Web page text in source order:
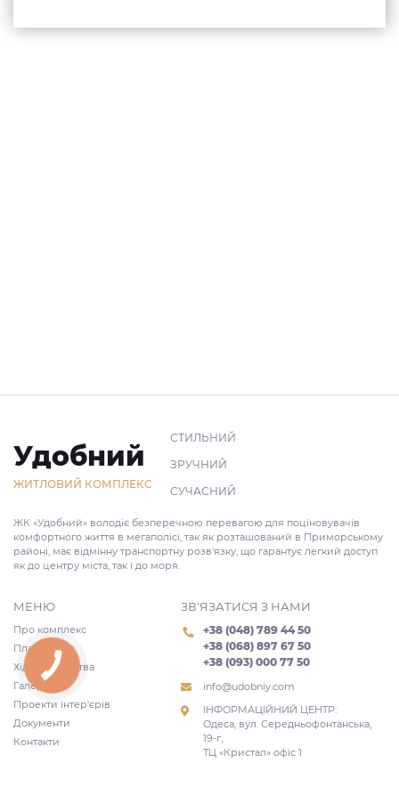
Удобний
ЖИТЛОВИЙ КОМПЛЕКС
СТИЛЬНИЙ
ЗРУЧНИЙ
СУЧАСНИЙ
ЖК «Удобний» володіє безперечною перевагою для поціновувачів
комфортного життя в мегаполісі, так як розташований в Приморському
районі, має відмінну транспортну розв'язку, що гарантує легкий доступ
як до центру міста, так і до моря.
МЕНЮ
Про комплекс
Планування
Хід будівництва
Галерея
Проекти інтер'єрів
Документи
Контакти
ЗВ'ЯЗАТИСЯ З НАМИ
+38 (048) 789 44 50
+38 (068) 897 67 50
+38 (093) 000 77 50
info@udobniy.com
ІНФОРМАЦІЙНИЙ ЦЕНТР:
Одеса, вул. Середньофонтанська,
19-г,
ТЦ «Кристал» офіс 1